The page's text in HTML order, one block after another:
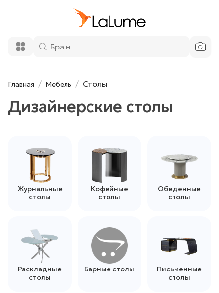
Главная Мебель Столы
Дизайнерские столы
Журнальные
столы
Кофейные
столы
Обеденные
столы
Раскладные
столы
Барные столы
Письменные
столы